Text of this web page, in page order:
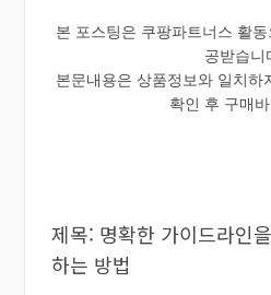
본 포스팅은 쿠팡파트너스 활
공받습니
본문내용은 상품정보와 일치하
확인 후 구매
제목: 명확한 가이드라인
하는 방법